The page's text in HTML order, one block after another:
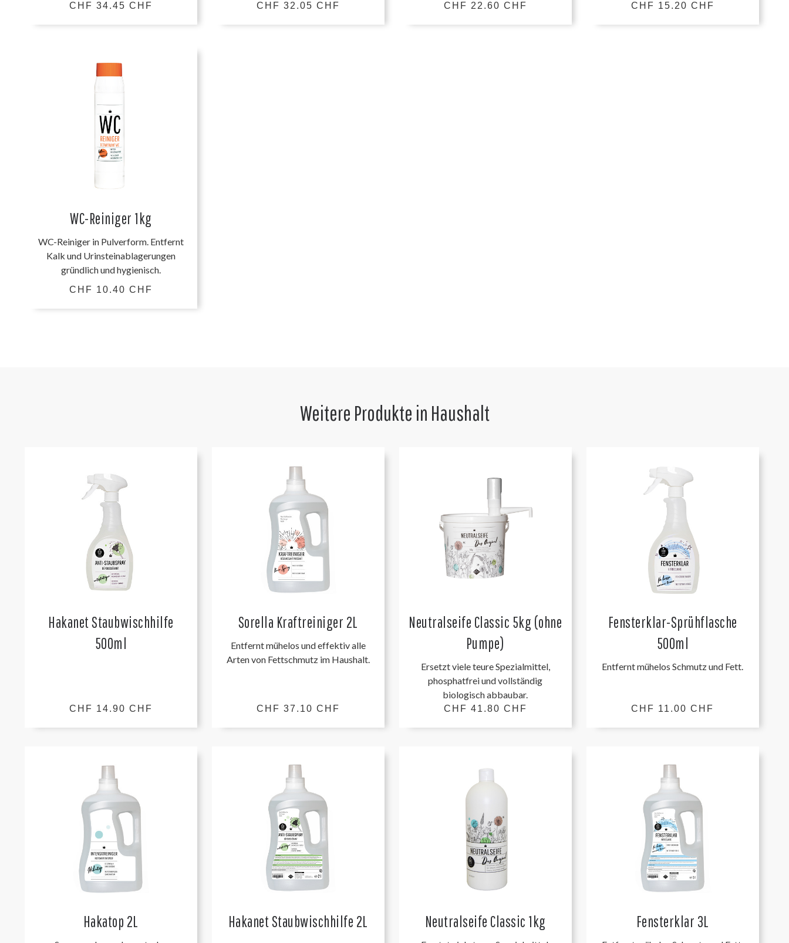
CHF 34.45 CHF CHF 32.05 CHF CHF 22.60 CHF CHF 15.20 CHF
WC-Reiniger 1kg
WC-Reiniger in Pulverform. Entfernt
Kalk und Urinsteinablagerungen
gründlich und hygienisch.
CHF 10.40 CHF
Weitere Produkte in Haushalt
Hakanet Staubwischhilfe
500ml
CHF 14.90 CHF
Sorella Kraftreiniger 2L
Entfernt mühelos und effektiv alle
Arten von Fettschmutz im Haushalt.
CHF 37.10 CHF
Neutralseife Classic 5kg (ohne
Pumpe)
Ersetzt viele teure Spezialmittel,
phosphatfrei und vollständig
biologisch abbaubar.
CHF 41.80 CHF
Fensterklar-Sprühflasche
500ml
Entfernt mühelos Schmutz und Fett.
CHF 11.00 CHF
Hakatop 2L Hakanet Staubwischhilfe 2L Neutralseife Classic 1kg Fensterklar 3L